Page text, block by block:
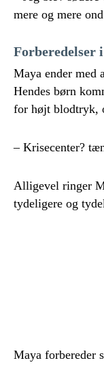
mere og mere
Forberedelser
Maya ender med
Hendes børn
for højt blodtryk,
– Krisecenter?
Alligevel ringer
tydeligere og
Maya forbereder